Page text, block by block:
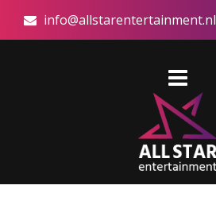
info@allstarentertainment.nl